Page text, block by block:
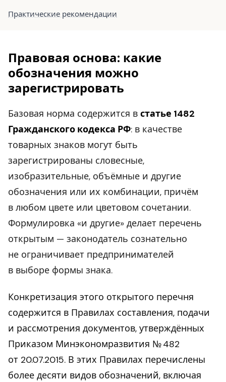
Практические рекомендации
Правовая основа: какие
обозначения можно
зарегистрировать
Базовая норма содержится в статье 1482
Гражданского кодекса РФ: в качестве
товарных знаков могут быть
зарегистрированы словесные,
изобразительные, объёмные и другие
обозначения или их комбинации, причём
в любом цвете или цветовом сочетании.
Формулировка «и другие» делает перечень
открытым — законодатель сознательно
не ограничивает предпринимателей
в выборе формы знака.
Конкретизация этого открытого перечня
содержится в Правилах составления, подачи
и рассмотрения документов, утверждённых
Приказом Минэкономразвития № 482
от 20.07.2015. В этих Правилах перечислены
более десяти видов обозначений, включая